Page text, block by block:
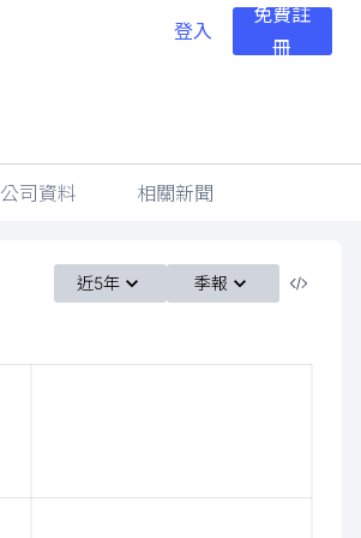
登入
免費註
冊
公司資料 相關新聞
近5年 季報